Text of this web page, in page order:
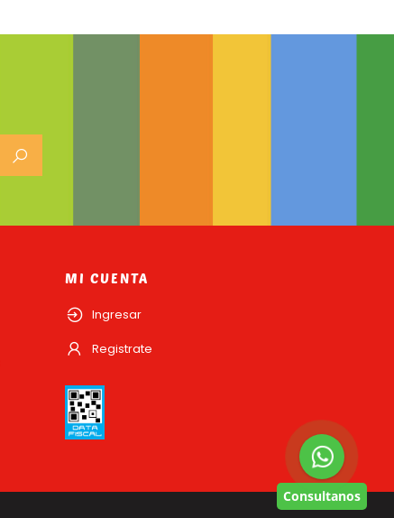
MI CUENTA
Ingresar
Registrate
Consultanos